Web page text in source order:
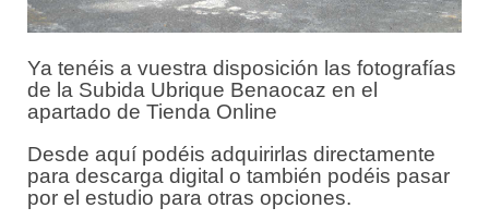
Ya tenéis a vuestra disposición las fotografías
de la Subida Ubrique Benaocaz en el
apartado de Tienda Online
Desde aquí podéis adquirirlas directamente
para descarga digital o también podéis pasar
por el estudio para otras opciones.